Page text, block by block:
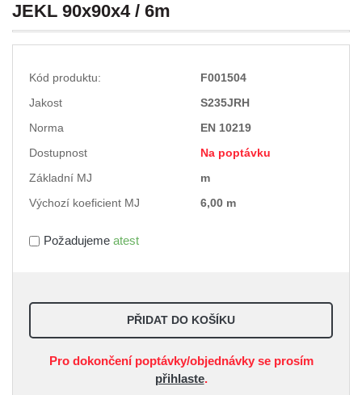
JEKL 90x90x4 / 6m
Kód produktu:
F001504
Jakost
S235JRH
Norma
EN 10219
Dostupnost
Na poptávku
Základní MJ
m
Výchozí koeficient MJ
6,00 m
Požadujeme atest
PŘIDAT DO KOŠÍKU
Pro dokončení poptávky/objednávky se prosím
přihlaste.